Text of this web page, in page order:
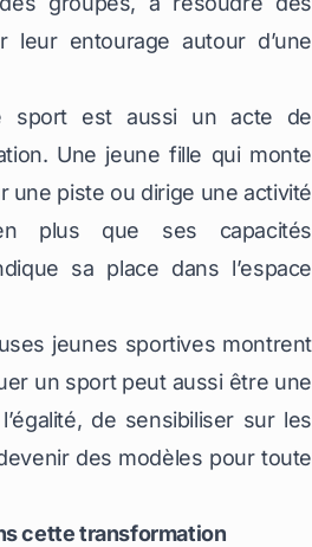
leur entourage autour d’une
sport est aussi un acte de
Une jeune fille qui monte
une piste ou dirige une activité
plus que ses capacités
sa place dans l’espace
jeunes sportives montrent
un sport peut aussi être une
de sensibiliser sur les
des modèles pour toute
cette transformation